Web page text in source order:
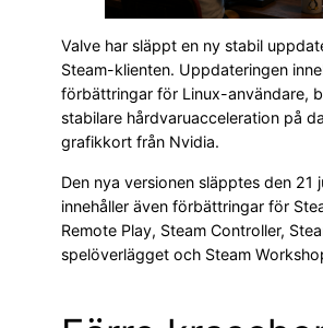
Valve har släppt en ny stabil
Steam-klienten. Uppdateringen
förbättringar för Linux-användare,
stabilare hårdvaruacceleration på
grafikkort från Nvidia.
Den nya versionen släpptes den 21
innehåller även förbättringar för
Remote Play, Steam Controller,
spelöverlägget och Steam